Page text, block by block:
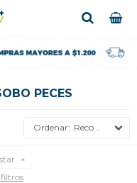
PECES
Recomendados